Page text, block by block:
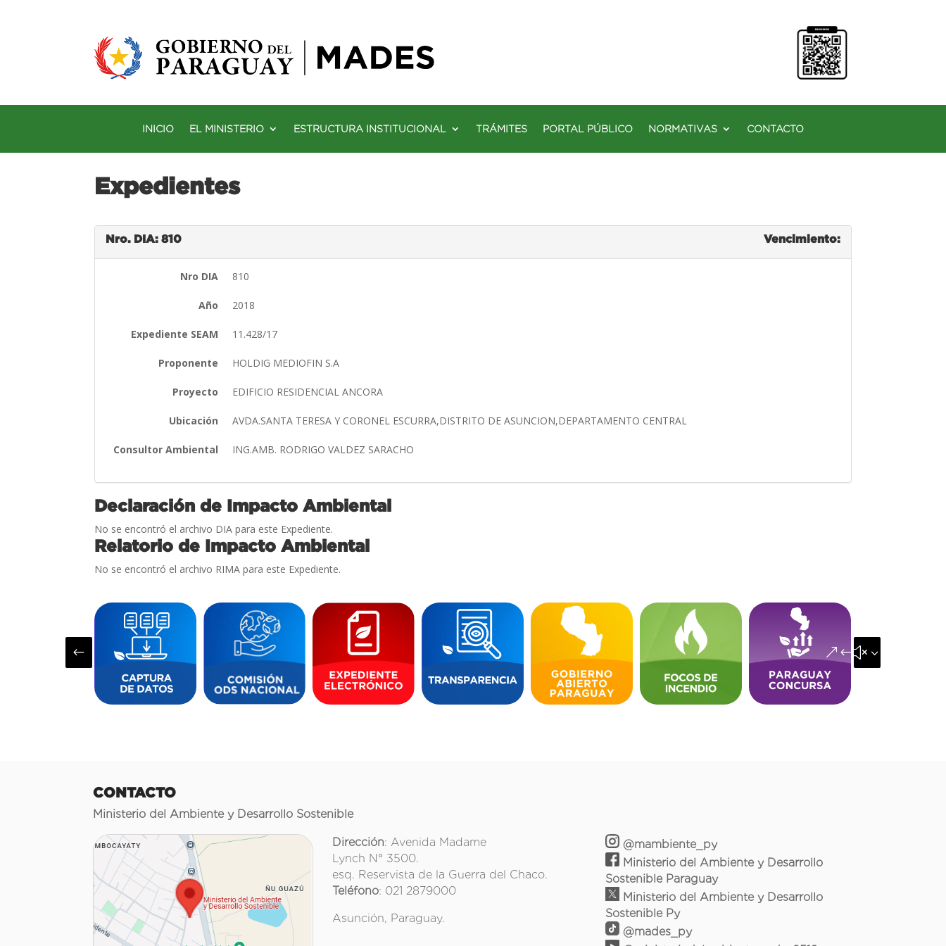
INICIO EL MINISTERIO ESTRUCTURA INSTITUCIONAL TRÁMITES PORTAL PÚBLICO NORMATIVAS CONTACTO
Expedientes
Nro. DIA: 810 Vencimiento:
Nro DIA 810
Año 2018
Expediente SEAM 11.428/17
Proponente HOLDIG MEDIOFIN S.A
Proyecto EDIFICIO RESIDENCIAL ANCORA
Ubicación AVDA.SANTA TERESA Y CORONEL ESCURRA,DISTRITO DE ASUNCION,DEPARTAMENTO CENTRAL
Consultor Ambiental ING.AMB. RODRIGO VALDEZ SARACHO
Declaración de Impacto Ambiental
No se encontró el archivo DIA para este Expediente.
Relatorio de Impacto Ambiental
No se encontró el archivo RIMA para este Expediente.
# &#x35;
CONTACTO
Ministerio del Ambiente y Desarrollo Sostenible
Dirección: Avenida Madame
Lynch N° 3500.
esq. Reservista de la Guerra del Chaco.
Teléfono: 021 2879000
Asunción, Paraguay.
@mambiente_py
Ministerio del Ambiente y Desarrollo
Sostenible Paraguay
Ministerio del Ambiente y Desarrollo
Sostenible Py
@mades_py